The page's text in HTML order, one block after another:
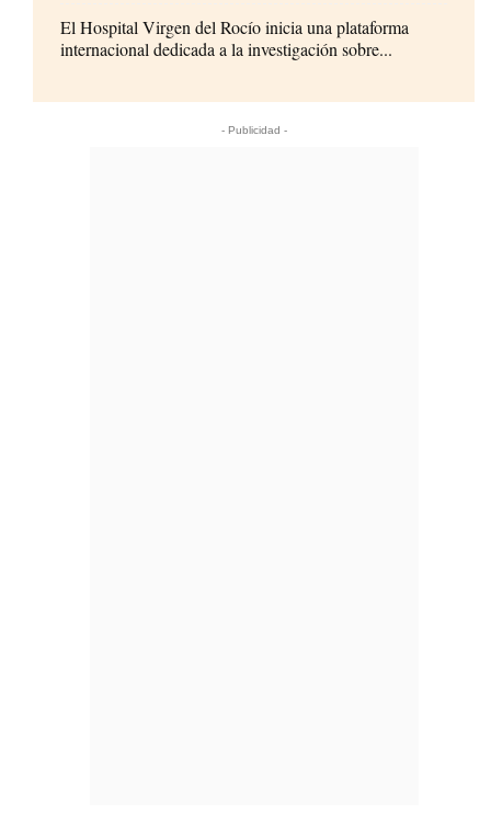
El Hospital Virgen del Rocío inicia una plataforma
internacional dedicada a la investigación sobre...
- Publicidad -